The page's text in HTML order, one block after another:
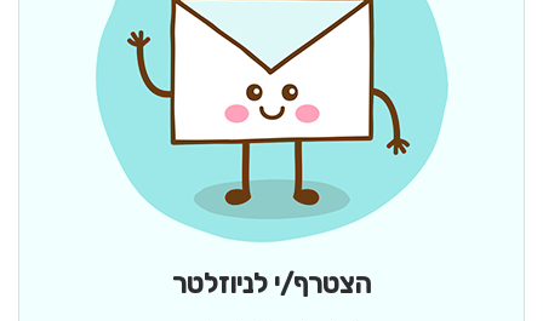
הצטרף/י לניוזלטר